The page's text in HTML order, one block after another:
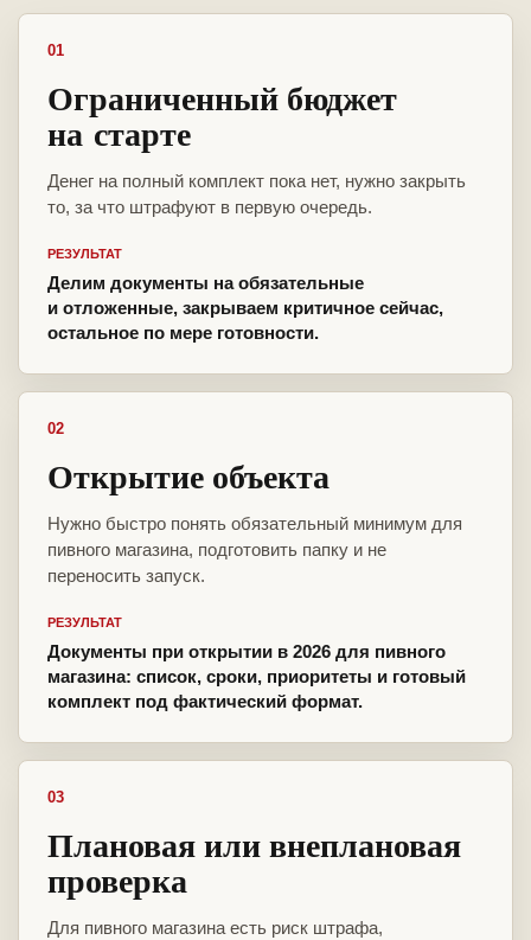
01
Ограниченный бюджет
на старте
Денег на полный комплект пока нет, нужно закрыть
то, за что штрафуют в первую очередь.
РЕЗУЛЬТАТ
Делим документы на обязательные
и отложенные, закрываем критичное сейчас,
остальное по мере готовности.
02
Открытие объекта
Нужно быстро понять обязательный минимум для
пивного магазина, подготовить папку и не
переносить запуск.
РЕЗУЛЬТАТ
Документы при открытии в 2026 для пивного
магазина: список, сроки, приоритеты и готовый
комплект под фактический формат.
03
Плановая или внеплановая
проверка
Для пивного магазина есть риск штрафа,